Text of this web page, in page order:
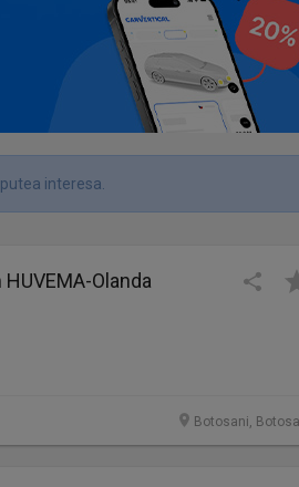
interesa.
Olanda
Botosani,